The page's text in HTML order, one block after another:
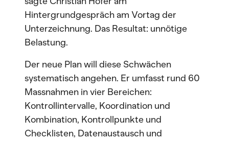
Hintergrundgespräch am Vortag der
Unterzeichnung. Das Resultat: unnötige
Belastung.
Der neue Plan will diese Schwächen
systematisch angehen. Er umfasst rund 60
Massnahmen in vier Bereichen:
Kontrollintervalle, Koordination und
Kombination, Kontrollpunkte und
Checklisten, Datenaustausch und